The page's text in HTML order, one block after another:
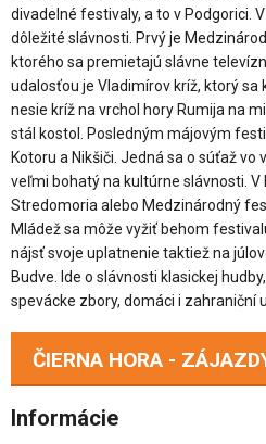
divadelné festivaly, a to v Podgorici.
dôležité slávnosti. Prvý je
ktorého sa premietajú slávne
udalosťou je Vladimírov kríž, ktorý sa
nesie kríž na vrchol hory Rumija na
stál kostol. Posledným májovým
Kotoru a Nikšiči. Jedná sa o súťaž
veľmi bohatý na kultúrne slávnosti.
Stredomoria alebo Medzinárodný
Mládež sa môže vyžiť behom
nájsť svoje uplatnenie taktiež na
Budve. Ide o slávnosti klasickej
spevácke zbory, domáci i zahraniční
ČIERNA HORA -
Informácie